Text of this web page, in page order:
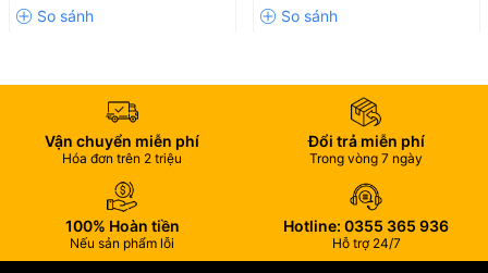
Tiêu chuẩn
TCVN 6305-1
mm
Đường kính
đầu phun
30±2%
mm
45±2%
mm
Lưu lượng
80±6
lít/phút
Vận chuyển miễn phí
Hóa đơn trên 2 triệu
Đổi trả miễn phí
Trong vòng 7 ngày
100% Hoàn tiền
Nếu sản phẩm lỗi
Hotline: 0355 365 936
Hỗ trợ 24/7